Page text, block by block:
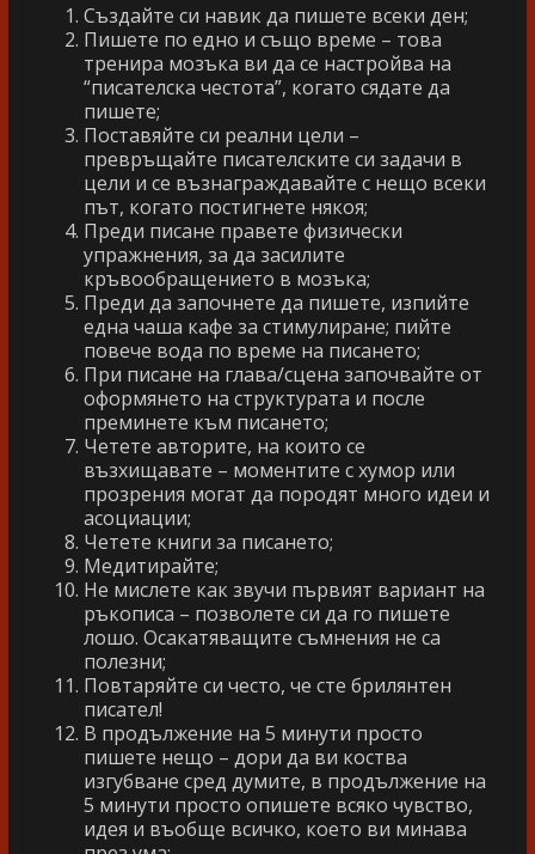
Създайте си навик да пишете всеки ден;
Пишете по едно и също време – това
тренира мозъка ви да се настройва на
“писателска честота”, когато сядате да
пишете;
Поставяйте си реални цели –
превръщайте писателските си задачи в
цели и се възнаграждавайте с нещо всеки
път, когато постигнете някоя;
Преди писане правете физически
упражнения, за да засилите
кръвообращението в мозъка;
Преди да започнете да пишете, изпийте
една чаша кафе за стимулиране; пийте
повече вода по време на писането;
При писане на глава/сцена започвайте от
оформянето на структурата и после
преминете към писането;
Четете авторите, на които се
възхищавате – моментите с хумор или
прозрения могат да породят много идеи и
асоциации;
Четете книги за писането;
Медитирайте;
Не мислете как звучи първият вариант на
ръкописа – позволете си да го пишете
лошо. Осакатяващите съмнения не са
полезни;
Повтаряйте си често, че сте брилянтен
писател!
В продължение на 5 минути просто
пишете нещо – дори да ви коства
изгубване сред думите, в продължение на
5 минути просто опишете всяко чувство,
идея и въобще всичко, което ви минава